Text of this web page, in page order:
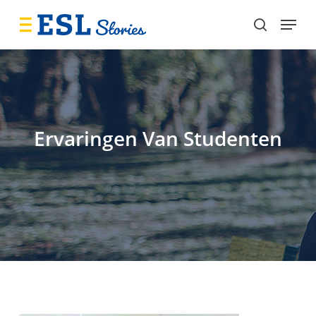
content
search
Menu
Ervaringen Van Studenten